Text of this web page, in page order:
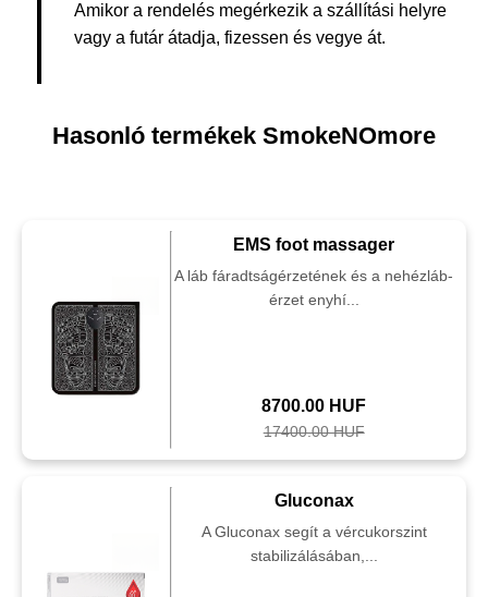
Amikor a rendelés megérkezik a szállítási helyre
vagy a futár átadja, fizessen és vegye át.
Hasonló termékek SmokeNOmore
EMS foot massager
A láb fáradtságérzetének és a nehézláb-
érzet enyhí...
8700.00 HUF
17400.00 HUF
Gluconax
A Gluconax segít a vércukorszint
stabilizálásában,...